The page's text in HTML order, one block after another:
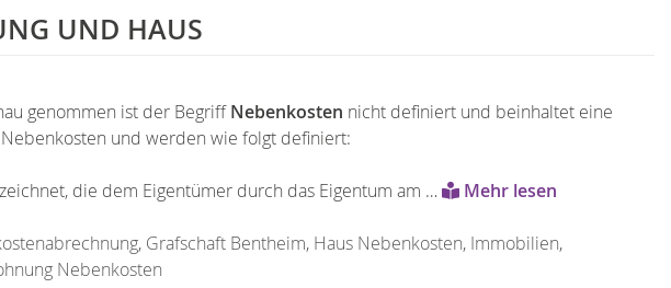
UND HAUS
genommen ist der BegriffNebenkosten nicht definiert und beinhaltet eine
und werden wie folgt definiert:
die dem Eigentümer durch das Eigentum am … Mehr lesen
, Grafschaft Bentheim, Haus Nebenkosten, Immobilien,
Nebenkosten